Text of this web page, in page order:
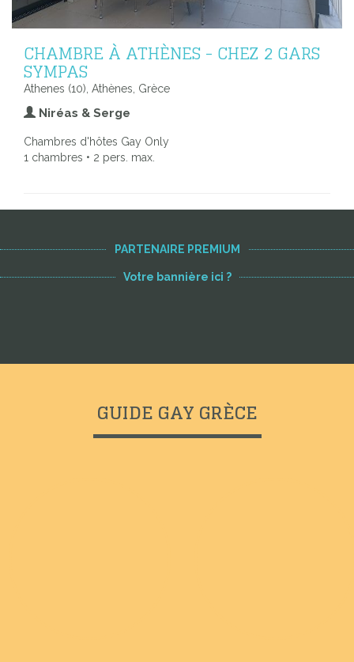
CHAMBRE À ATHÈNES - CHEZ 2 GARS
SYMPAS
Athenes (10), Athènes, Grèce
Niréas & Serge
Chambres d'hôtes Gay Only
1 chambres • 2 pers. max.
PARTENAIRE PREMIUM
Votre bannière ici ?
GUIDE GAY GRÈCE